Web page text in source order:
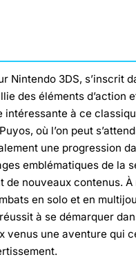
Nintendo 3DS, s’inscrit
des éléments d’action
intéressante à ce
où l’on peut
une progression
emblématiques de la
de nouveaux contenus.
en solo et en
à se démarquer
venus une aventure qui